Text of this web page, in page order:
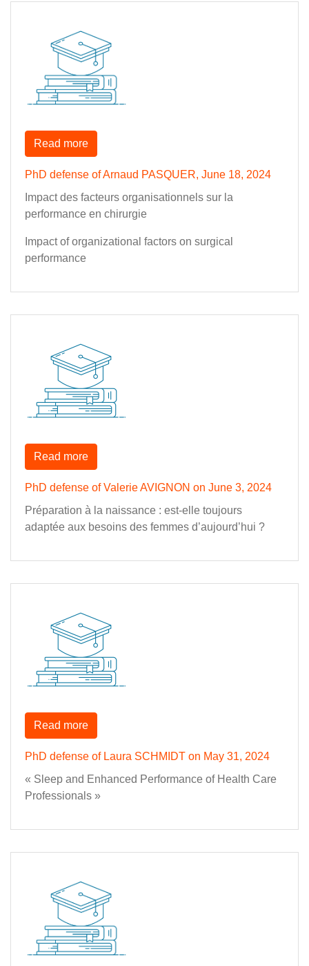
PhD defense of Arnaud PASQUER, June 18, 2024
Impact des facteurs organisationnels sur la
performance en chirurgie
Impact of organizational factors on surgical
performance
Read more
PhD defense of Valerie AVIGNON on June 3, 2024
Préparation à la naissance : est-elle toujours
adaptée aux besoins des femmes d’aujourd’hui ?
Read more
PhD defense of Laura SCHMIDT on May 31, 2024
« Sleep and Enhanced Performance of Health Care
Professionals »
Read more